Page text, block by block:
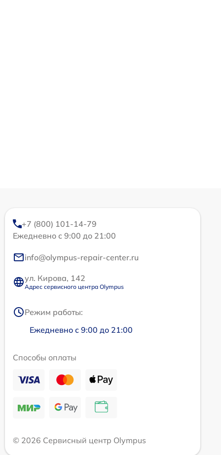
+7 (800) 101-14-79
Ежедневно с 9:00 до 21:00
info@olympus-repair-center.ru
ул. Кирова, 142
Адрес сервисного центра Olympus
Режим работы:
Ежедневно с 9:00 до 21:00
Способы оплаты
© 2026 Сервисный центр Olympus